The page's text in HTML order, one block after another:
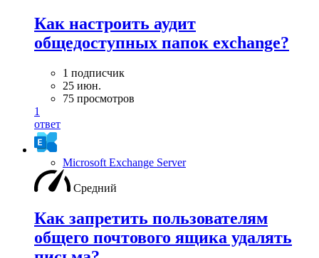
Как настроить аудит
общедоступных папок exchange?
1 подписчик
25 июн.
75 просмотров
1
ответ
Microsoft Exchange Server
Средний
Как запретить пользователям
общего почтового ящика удалять